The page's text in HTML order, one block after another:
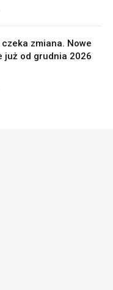
zmiana. Nowe
już od grudnia 2026